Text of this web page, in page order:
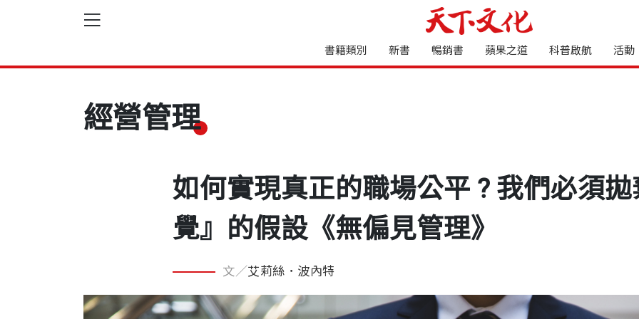
書籍類別 新書 暢銷書 蘋果之道 科普啟航 活動
經營管理
如何實現真正的職場公平 ? 我們必須
覺』的假設《無偏見管理》
文／艾莉絲．波內特